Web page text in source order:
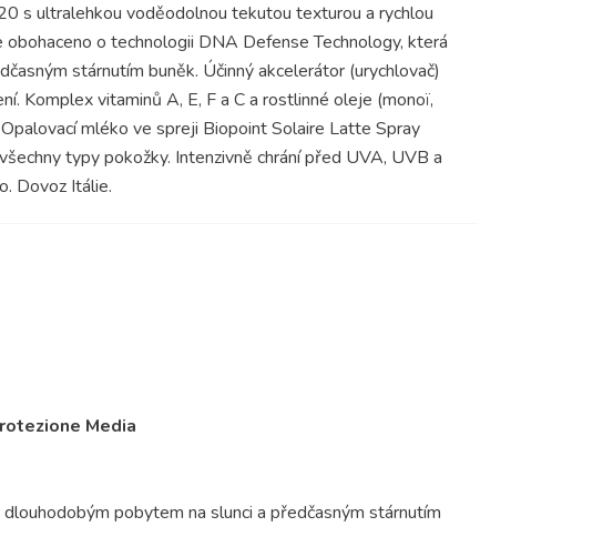
s ultralehkou voděodolnou tekutou texturou a rychlou
obohaceno o technologii DNA Defense Technology, která
stárnutím buněk. Účinný akcelerátor (urychlovač)
Komplex vitaminů A, E, F a C a rostlinné oleje (monoï,
mléko ve spreji Biopoint Solaire Latte Spray
typy pokožky. Intenzivně chrání před UVA, UVB a
Dovoz Itálie.
Media
pobytem na slunci a předčasným stárnutím